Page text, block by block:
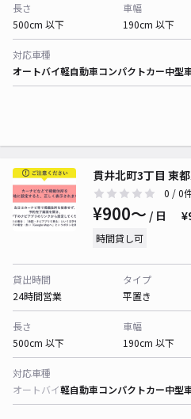
長さ
500cm 以下
車幅
190cm 以下
対応車種
オートバイ軽自動車コンパクトカー中型
貫井北町3丁目 東
0 / 0
¥900〜 / 日
時間貸し可
貸出時間
24時間営業
タイプ
平置き
長さ
500cm 以下
車幅
190cm 以下
対応車種
オートバイ軽自動車コンパクトカー中型